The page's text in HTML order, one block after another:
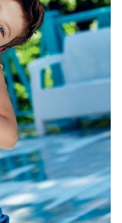
помогает вам